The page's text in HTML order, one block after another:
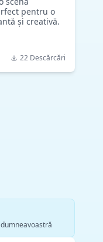
pentru o
și creativă.
22 Descărcări